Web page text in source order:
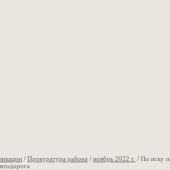
/ Прокуратура района / ноябрь 2022 г. / По иску